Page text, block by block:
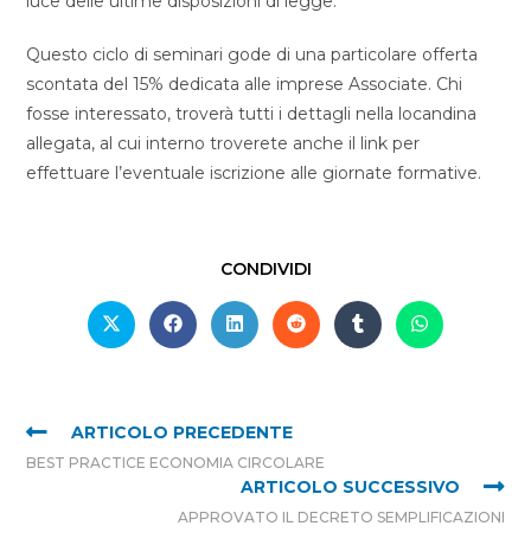
Questo ciclo di seminari gode di una particolare offerta
scontata del 15% dedicata alle imprese Associate. Chi
fosse interessato, troverà tutti i dettagli nella locandina
allegata, al cui interno troverete anche il link per
effettuare l’eventuale iscrizione alle giornate formative.
CONDIVIDI
ARTICOLO PRECEDENTE
BEST PRACTICE ECONOMIA CIRCOLARE
ARTICOLO SUCCESSIVO
APPROVATO IL DECRETO SEMPLIFICAZIONI